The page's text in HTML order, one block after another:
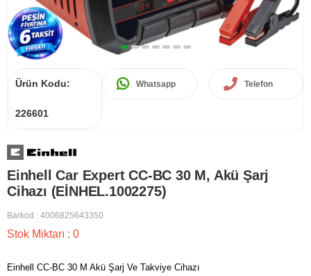
Ürün Kodu:
226601
Whatsapp Telefon
Einhell Car Expert CC-BC 30 M, Akü Şarj
Cihazı (EİNHEL.1002275)
Barkod : 4006825643350
Stok Miktarı : 0
Einhell CC-BC 30 M Akü Şarj Ve Takviye Cihazı